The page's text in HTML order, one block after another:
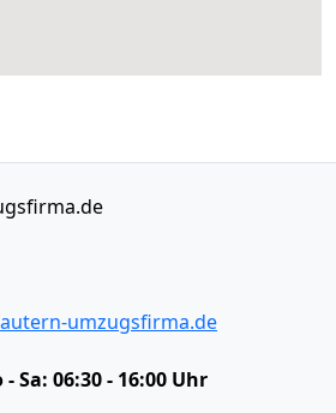
umzugsfirma.de
- Sa: 06:30 - 16:00 Uhr